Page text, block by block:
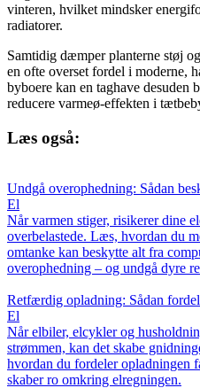
vinteren, hvilket mindsker
radiatorer.
Samtidig dæmper planterne støj
en ofte overset fordel i moderne,
byboere kan en taghave desuden
reducere varmeø-effekten i
Læs også:
Undgå overophedning: Sådan
El
Når varmen stiger, risikerer dine
overbelastede. Læs, hvordan du
omtanke kan beskytte alt fra
overophedning – og undgå dyre
Retfærdig opladning: Sådan
El
Når elbiler, elcykler og
strømmen, kan det skabe
hvordan du fordeler opladningen
skaber ro omkring elregningen.